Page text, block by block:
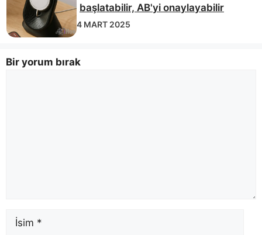
başlatabilir, AB'yi onaylayabilir
4 MART 2025
Bir yorum bırak
Adı